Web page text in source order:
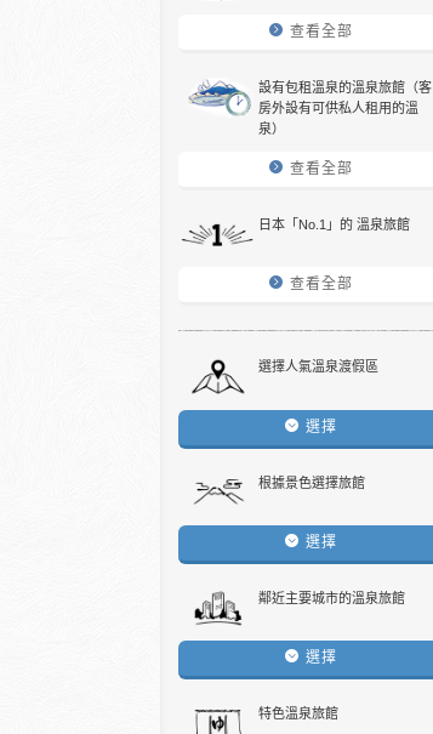
查看全部
設有包租溫泉的溫泉旅館（客
房外設有可供私人租用的溫
泉）
查看全部
日本「No.1」的 溫泉旅館
查看全部
選擇人氣溫泉渡假區
選擇
根據景色選擇旅館
選擇
鄰近主要城市的溫泉旅館
選擇
特色溫泉旅館